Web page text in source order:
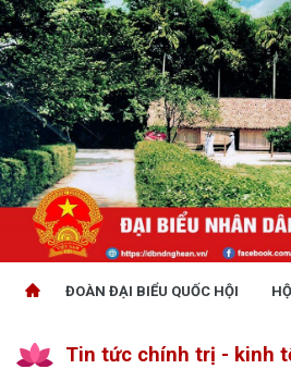
ĐOÀN ĐẠI BIỂU QUỐC HỘI
Tin tức chính trị - kinh